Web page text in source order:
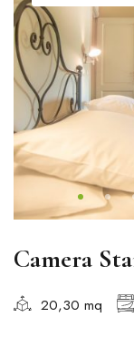
Camera
20,30 mq